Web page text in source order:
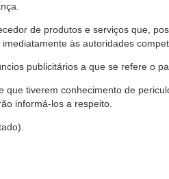
de produtos e serviços que,
às autoridades
publicitários a que se refere o
que tiverem conhecimento de
informá-los a respeito.